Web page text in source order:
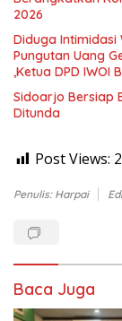
2026
Diduga
Pungutan Uang
,Ketua DPD IWOI
Sidoarjo Bersiap
Ditunda
Post Views:
Penulis: Harpai
Baca Juga